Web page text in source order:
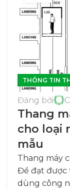
THÔNG TIN
Đăng bởi
Thang
cho loại
mẫu
Thang máy
Để đạt được
dùng công